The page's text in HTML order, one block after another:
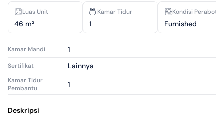
Luas Unit
46 m²
Kamar Tidur
1
Kondisi Perabotan
Furnished
Kamar Mandi 1
Sertifikat Lainnya
Kamar Tidur
Pembantu
1
Pembantu
Deskripsi